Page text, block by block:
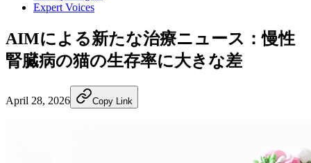
Expert Voices
AIMによる新たな治療ニュース：慢性
腎臓病の猫の生存率に大きな差
April 28, 2026 Copy Link